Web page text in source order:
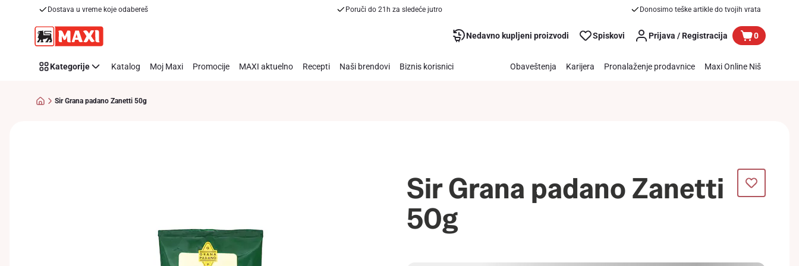
Dostava u vreme koje odabereš Poruči do 21h za sledeće jutro Donosimo teške artikle do tvojih vrata
Nedavno kupljeni proizvodi Spiskovi Prijava / Registracija 0
Kategorije Katalog Moj Maxi Promocije MAXI aktuelno Recepti Naši brendovi Biznis korisnici Obaveštenja Karijera Pronalaženje prodavnice Maxi Online Niš
Sir Grana padano Zanetti 50g
Sir Grana padano Zanetti
50g